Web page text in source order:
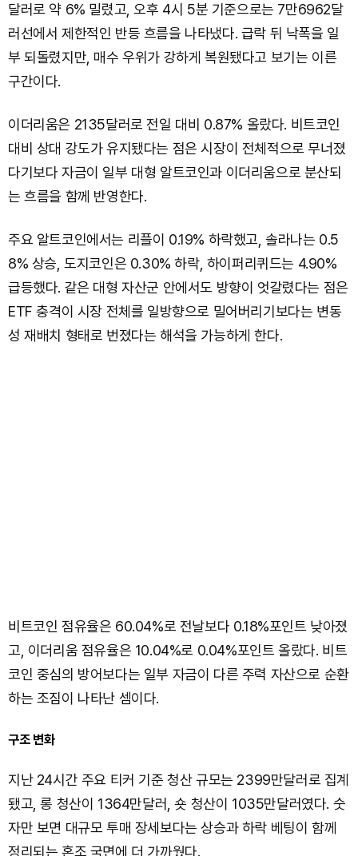
달러로 약 6% 밀렸고, 오후 4시 5분 기준으로는 7만6962달
러선에서 제한적인 반등 흐름을 나타냈다. 급락 뒤 낙폭을 일
부 되돌렸지만, 매수 우위가 강하게 복원됐다고 보기는 이른
구간이다.
이더리움은 2135달러로 전일 대비 0.87% 올랐다. 비트코인
대비 상대 강도가 유지됐다는 점은 시장이 전체적으로 무너졌
다기보다 자금이 일부 대형 알트코인과 이더리움으로 분산되
는 흐름을 함께 반영한다.
주요 알트코인에서는 리플이 0.19% 하락했고, 솔라나는 0.5
8% 상승, 도지코인은 0.30% 하락, 하이퍼리퀴드는 4.90%
급등했다. 같은 대형 자산군 안에서도 방향이 엇갈렸다는 점은
ETF 충격이 시장 전체를 일방향으로 밀어버리기보다는 변동
성 재배치 형태로 번졌다는 해석을 가능하게 한다.
비트코인 점유율은 60.04%로 전날보다 0.18%포인트 낮아졌
고, 이더리움 점유율은 10.04%로 0.04%포인트 올랐다. 비트
코인 중심의 방어보다는 일부 자금이 다른 주력 자산으로 순환
하는 조짐이 나타난 셈이다.
구조 변화
지난 24시간 주요 티커 기준 청산 규모는 2399만달러로 집계
됐고, 롱 청산이 1364만달러, 숏 청산이 1035만달러였다. 숫
자만 보면 대규모 투매 장세보다는 상승과 하락 베팅이 함께
정리되는 혼조 국면에 더 가까웠다.